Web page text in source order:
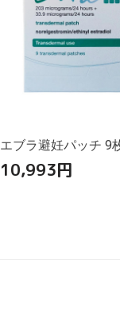
エブラ避妊パッチ 9
10,993円